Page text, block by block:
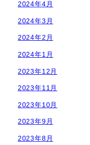
2024年4月
2024年3月
2024年2月
2024年1月
2023年12月
2023年11月
2023年10月
2023年9月
2023年8月